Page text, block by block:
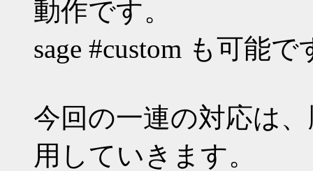
動作です。
sage #custom も可能で
今回の一連の対応は
用していきます。